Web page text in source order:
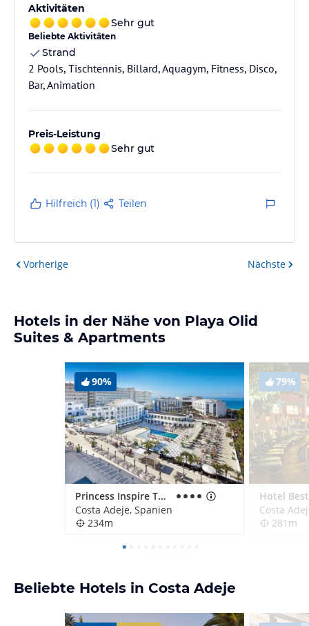
Aktivitäten
Sehr gut
Beliebte Aktivitäten
Strand
2 Pools, Tischtennis, Billard, Aquagym, Fitness, Disco,
Bar, Animation
Preis-Leistung
Sehr gut
Hilfreich (1) Teilen
Vorherige Nächste
Hotels in der Nähe von Playa Olid
Suites & Apartments
90%
Princess Inspire Tenerife
Costa Adeje, Spanien
234m
79%
Costa
281m
Beliebte Hotels in Costa Adeje